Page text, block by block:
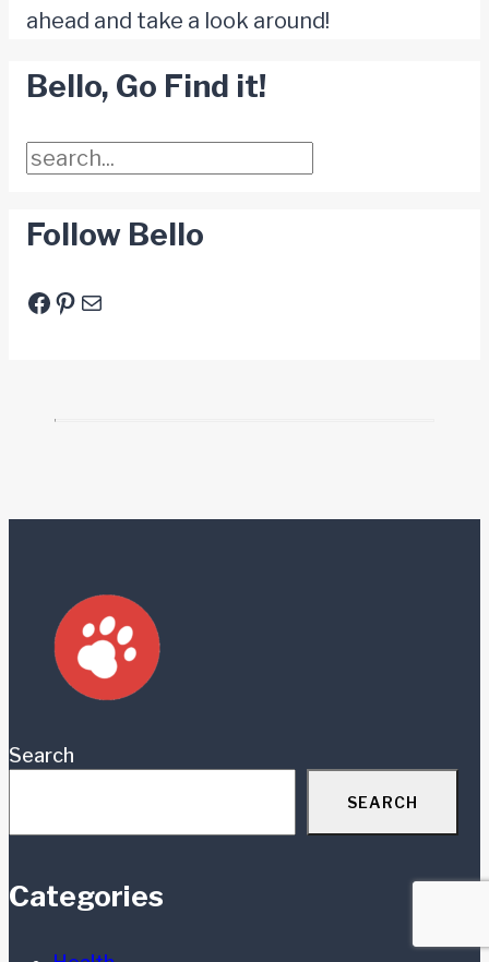
ahead and take a look around!
Bello, Go Find it!
Suchen
Follow Bello
Facebook
Pinterest
E-Mail
Search
SEARCH
Categories